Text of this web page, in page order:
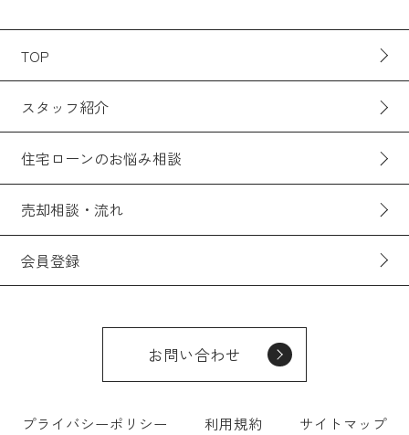
TOP
スタッフ紹介
住宅ローンのお悩み相談
売却相談・流れ
会員登録
お問い合わせ
プライバシーポリシー 利用規約 サイトマップ